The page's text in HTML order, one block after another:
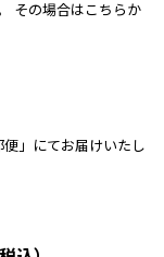
その場合はこちらか
」にてお届けいたし